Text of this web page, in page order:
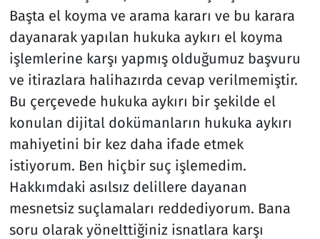
Başta el koyma ve arama kararı ve bu karara
dayanarak yapılan hukuka aykırı el koyma
işlemlerine karşı yapmış olduğumuz başvuru
ve itirazlara halihazırda cevap verilmemiştir.
Bu çerçevede hukuka aykırı bir şekilde el
konulan dijital dokümanların hukuka aykırı
mahiyetini bir kez daha ifade etmek
istiyorum. Ben hiçbir suç işlemedim.
Hakkımdaki asılsız delillere dayanan
mesnetsiz suçlamaları reddediyorum. Bana
soru olarak yönelttiğiniz isnatlara karşı